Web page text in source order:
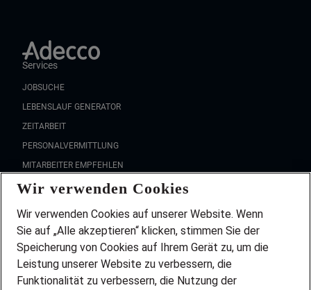
Services
JOBSUCHE
LEBENSLAUF GENERATOR
ZEITARBEIT
PERSONALVERMITTLUNG
MITARBEITER EMPFEHLEN
FAQ
Wir stellen ein!
DEINE BERUFSGRUPPE
DEINE LEBENSSITUATION
PARTNERSHIP WITH AIRBUS
Wir verwenden Cookies
Wir verwenden Cookies auf unserer Website. Wenn
Sie auf „Alle akzeptieren“ klicken, stimmen Sie der
Speicherung von Cookies auf Ihrem Gerät zu, um die
Leistung unserer Website zu verbessern, die
Funktionalität zu verbessern, die Nutzung der